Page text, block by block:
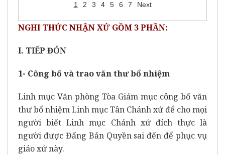
1 2 3 4 5 6 7 Next
NGHI THỨC NHẬN XỨ GỒM 3 PHẦN:
I. TIẾP ĐÓN
1- Công bố và trao văn thư bổ nhiệm
Linh mục Văn phòng Tòa Giám mục công bố văn
thư bổ nhiệm Linh mục Tân Chánh xứ để cho mọi
người biết Linh mục Chánh xứ đích thực là
người được Đấng Bản Quyền sai đến để phục vụ
giáo xứ này.